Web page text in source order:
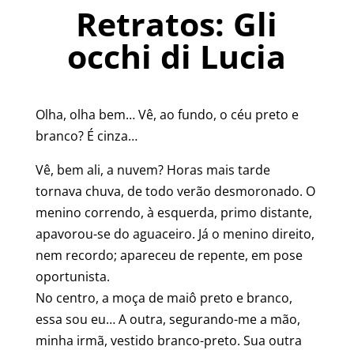
Retratos: Gli
occhi di Lucia
Olha, olha bem… Vê, ao fundo, o céu preto e
branco? É cinza…
Vê, bem ali, a nuvem? Horas mais tarde
tornava chuva, de todo verão desmoronado. O
menino correndo, à esquerda, primo distante,
apavorou-se do aguaceiro. Já o menino direito,
nem recordo; apareceu de repente, em pose
oportunista.
No centro, a moça de maiô preto e branco,
essa sou eu… A outra, segurando-me a mão,
minha irmã, vestido branco-preto. Sua outra